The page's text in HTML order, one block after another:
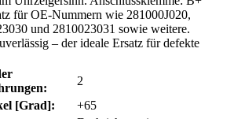
für OE-Nummern wie 281000J020,
und 2810023031 sowie weitere.
– der ideale Ersatz für defekte
2
[Grad]:
+65